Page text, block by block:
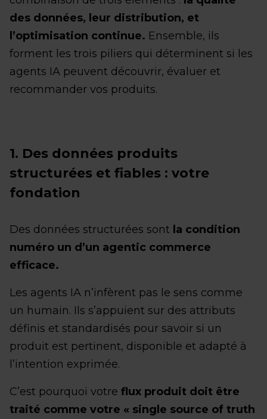
des données, leur distribution, et
l’optimisation continue. Ensemble, ils
forment les trois piliers qui déterminent si les
agents IA peuvent découvrir, évaluer et
recommander vos produits.
1. Des données produits
structurées et fiables : votre
fondation
Des données structurées sont la condition
numéro un d’un agentic commerce
efficace.
Les agents IA n’infèrent pas le sens comme
un humain. Ils s’appuient sur des attributs
définis et standardisés pour savoir si un
produit est pertinent, disponible et adapté à
l’intention exprimée.
C’est pourquoi votre flux produit doit être
traité comme votre « single source of truth